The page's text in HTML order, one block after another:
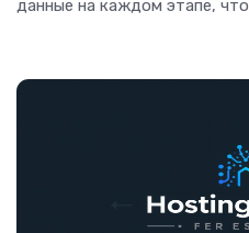
данные на каждом этапе, что